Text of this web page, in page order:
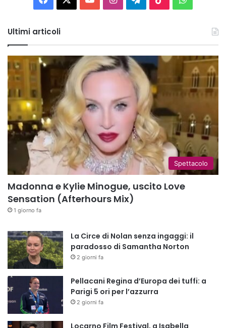
Ultimi articoli
Spettacolo
Madonna e Kylie Minogue, uscito Love
Sensation (Afterhours Mix)
1 giorno fa
La Circe di Nolan senza ingaggi: il
paradosso di Samantha Norton
2 giorni fa
Pellacani Regina d’Europa dei tuffi: a
Parigi 5 ori per l’azzurra
2 giorni fa